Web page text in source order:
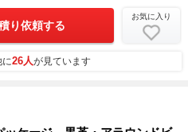
り依頼する
お気に入り
に26人が見ています